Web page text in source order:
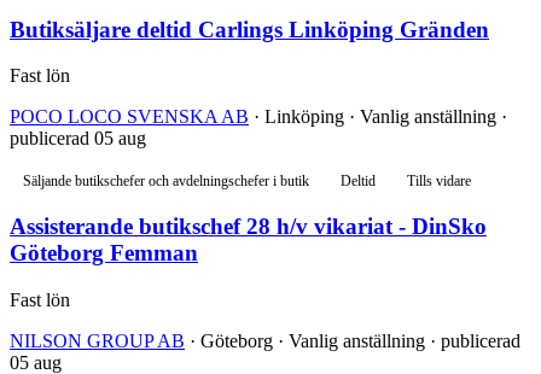
Butiksäljare deltid Carlings Linköping Gränden
Fast lön
POCO LOCO SVENSKA AB · Linköping · Vanlig anställning ·
publicerad 05 aug
Säljande butikschefer och avdelningschefer i butik Deltid Tills vidare
Assisterande butikschef 28 h/v vikariat - DinSko
Göteborg Femman
Fast lön
NILSON GROUP AB · Göteborg · Vanlig anställning · publicerad
05 aug